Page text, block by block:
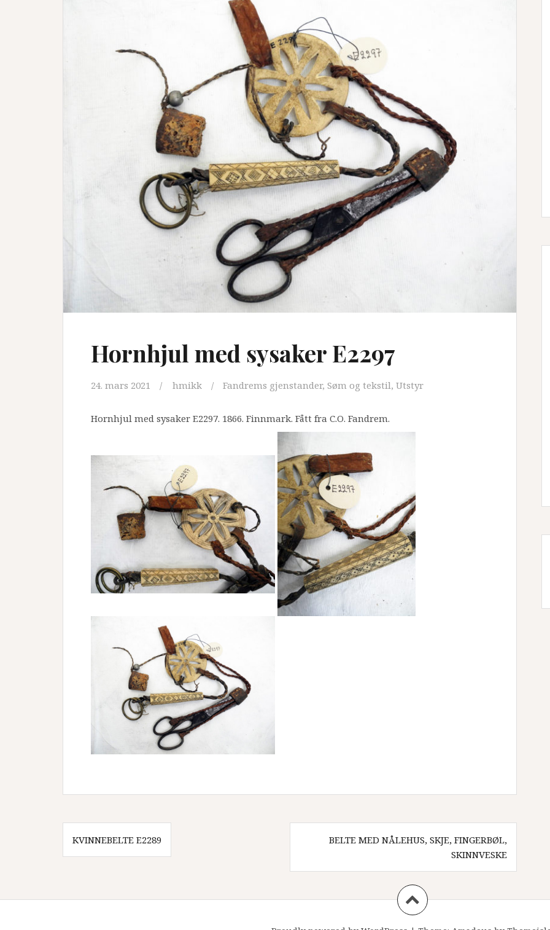
Hornhjul med sysaker E2297
24. mars 2021 hmikk Fandrems gjenstander, Søm og tekstil, Utstyr
Hornhjul med sysaker E2297. 1866. Finnmark. Fått fra C.O. Fandrem.
Innleggsnavigasjon
KVINNEBELTE E2289
BELTE MED NÅLEHUS, SKJE, FINGERBØL,
SKINNVESKE